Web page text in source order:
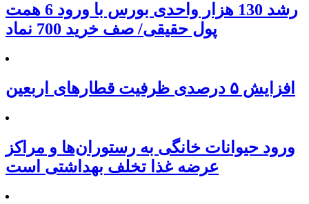
رشد 130 هزار واحدی بورس با ورود 6 همت
پول حقیقی/ صف خرید 700 نماد
افزایش ۵ درصدی ظرفیت قطارهای اربعین
ورود حیوانات خانگی به رستوران‌ها و مراکز
عرضه غذا تخلف بهداشتی است